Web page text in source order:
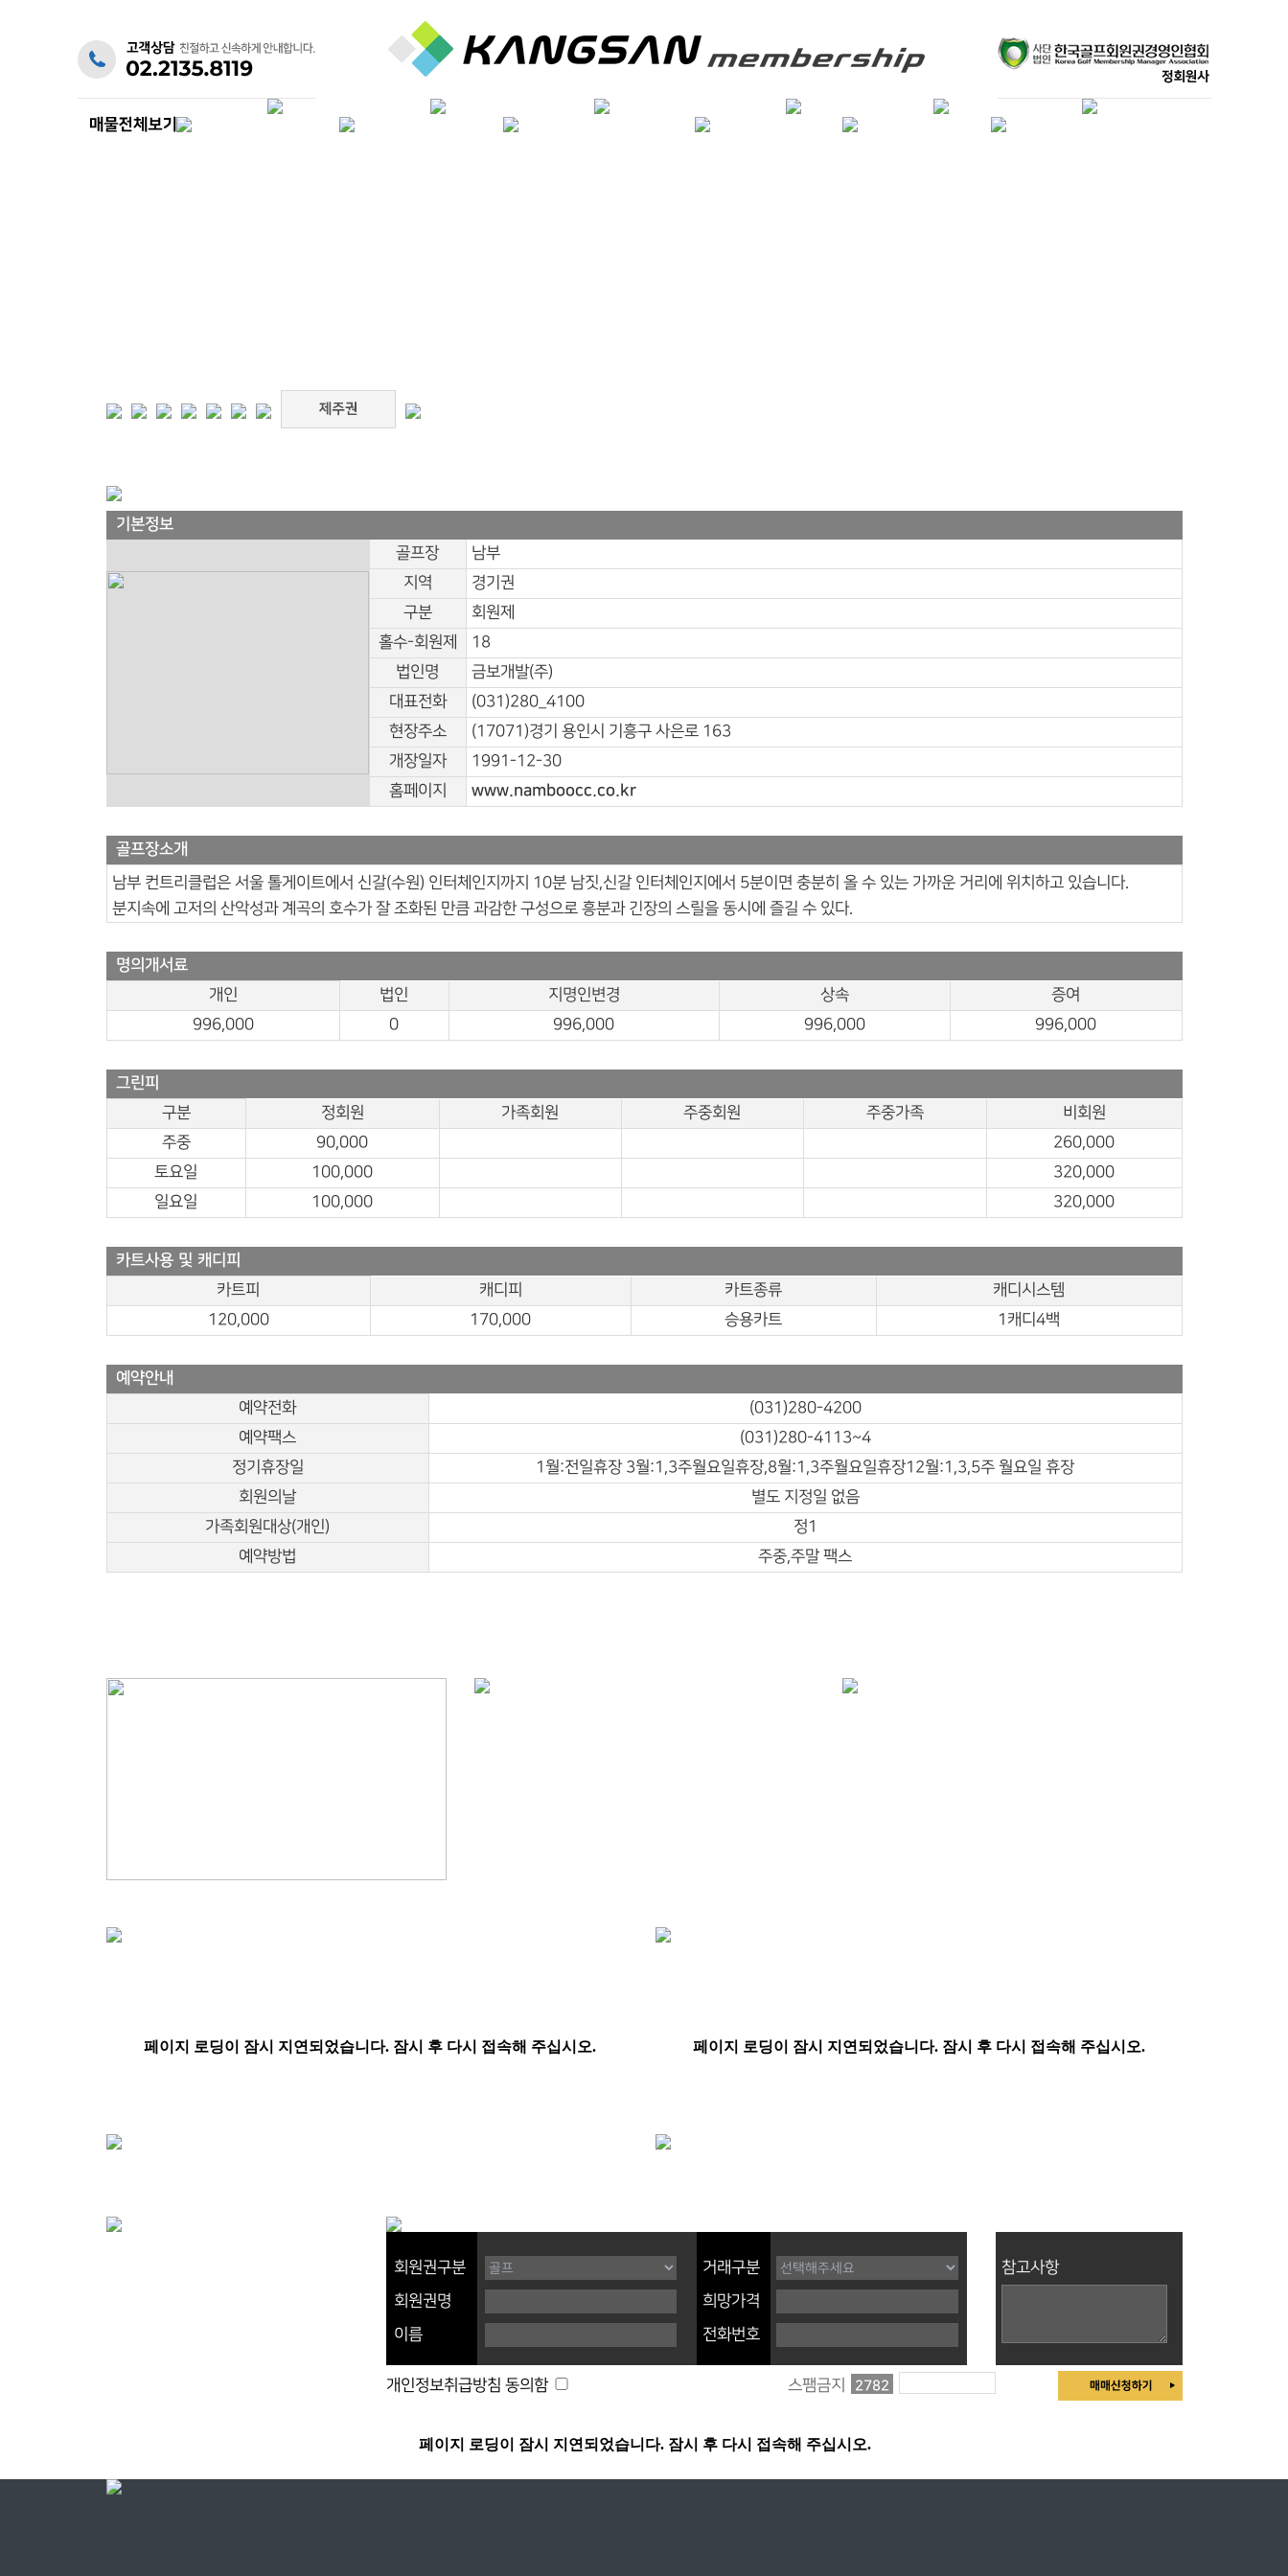
기본정보
골프장
남부
지역
경기권
구분
회원제
홀수-회원제
18
법인명
금보개발(주)
대표전화
(031)280_4100
현장주소
(17071)경기 용인시 기흥구 사은로 163
개장일자
1991-12-30
홈페이지
www.namboocc.co.kr
골프장소개
남부 컨트리클럽은 서울 톨게이트에서 신갈(수원) 인터체인지까지 10분 남짓,신갈 인터체인지에서 5분이면 충분히 올 수 있는 가까운 거리에 위치하고 있습니다.
분지속에 고저의 산악성과 계곡의 호수가 잘 조화된 만큼 과감한 구성으로 흥분과 긴장의 스릴을 동시에 즐길 수 있다.
명의개서료
개인
법인 지명인변경 상속
증여
996,000
0 996,000 996,000 996,000
그린피
구분
정회원 가족회원 주중회원 주중가족
비회원
주중
90,000
260,000
토요일
100,000
320,000
일요일
100,000 320,000
카트사용 및 캐디피
카트피
캐디피 카트종류
캐디시스템
120,000
170,000 승용카트 1캐디4백
예약안내
예약전화
(031)280-4200
예약팩스
(031)280-4113~4
정기휴장일
1월:전일휴장 3월:1,3주월요일휴장,8월:1,3주월요일휴장12월:1,3,5주 월요일 휴장
회원의날
별도 지정일 없음
가족회원대상(개인)
정1
예약방법
주중,주말 팩스
회원권구분
회원권명
이름
거래구분
희망가격
전화번호
참고사항
개인정보취급방침 동의함 스팸금지 2782